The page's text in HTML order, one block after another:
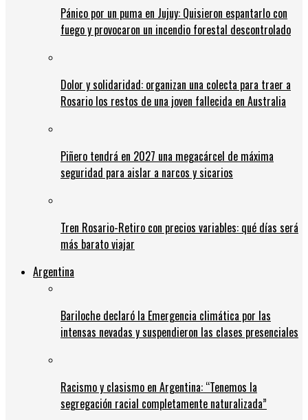
Pánico por un puma en Jujuy: Quisieron espantarlo con
fuego y provocaron un incendio forestal descontrolado
Dolor y solidaridad: organizan una colecta para traer a
Rosario los restos de una joven fallecida en Australia
Piñero tendrá en 2027 una megacárcel de máxima
seguridad para aislar a narcos y sicarios
Tren Rosario-Retiro con precios variables: qué días será
más barato viajar
Argentina
Bariloche declaró la Emergencia climática por las
intensas nevadas y suspendieron las clases presenciales
Racismo y clasismo en Argentina: “Tenemos la
segregación racial completamente naturalizada”